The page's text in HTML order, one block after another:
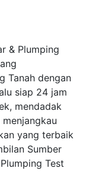
& Plumping
Tanah dengan
siap 24 jam
mendadak
yang terbaik
Sumber
Test